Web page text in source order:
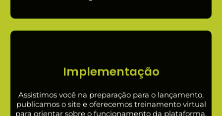
Implementação
Assistimos você na preparação para o lançamento,
publicamos o site e oferecemos treinamento virtual
para orientar sobre o funcionamento da plataforma.